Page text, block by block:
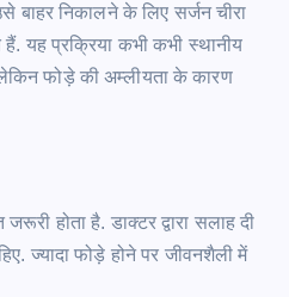
बाहर निकालने के लिए सर्जन चीरा
हैं. यह प्रक्रिया कभी कभी स्थानीय
लेकिनफोड़ेकीअम्लीयताके कारण
जरूरी होताहै. डाक्टर द्वारा सलाह दी
ज्यादाफोड़े होने पर जीवनशैली में